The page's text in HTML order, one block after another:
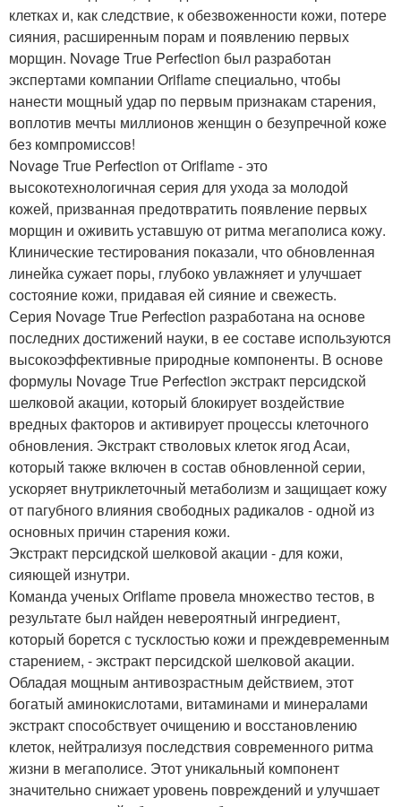
клетках и, как следствие, к обезвоженности кожи, потере
сияния, расширенным порам и появлению первых
морщин. Novage True Perfection был разработан
экспертами компании Oriflame специально, чтобы
нанести мощный удар по первым признакам старения,
воплотив мечты миллионов женщин о безупречной коже
без компромиссов!
Novage True Perfection от Oriflame - это
высокотехнологичная серия для ухода за молодой
кожей, призванная предотвратить появление первых
морщин и оживить уставшую от ритма мегаполиса кожу.
Клинические тестирования показали, что обновленная
линейка сужает поры, глубоко увлажняет и улучшает
состояние кожи, придавая ей сияние и свежесть.
Серия Novage True Perfection разработана на основе
последних достижений науки, в ее составе используются
высокоэффективные природные компоненты. В основе
формулы Novage True Perfection экстракт персидской
шелковой акации, который блокирует воздействие
вредных факторов и активирует процессы клеточного
обновления. Экстракт стволовых клеток ягод Асаи,
который также включен в состав обновленной серии,
ускоряет внутриклеточный метаболизм и защищает кожу
от пагубного влияния свободных радикалов - одной из
основных причин старения кожи.
Экстракт персидской шелковой акации - для кожи,
сияющей изнутри.
Команда ученых Oriflame провела множество тестов, в
результате был найден невероятный ингредиент,
который борется с тусклостью кожи и преждевременным
старением, - экстракт персидской шелковой акации.
Обладая мощным антивозрастным действием, этот
богатый аминокислотами, витаминами и минералами
экстракт способствует очищению и восстановлению
клеток, нейтрализуя последствия современного ритма
жизни в мегаполисе. Этот уникальный компонент
значительно снижает уровень повреждений и улучшает